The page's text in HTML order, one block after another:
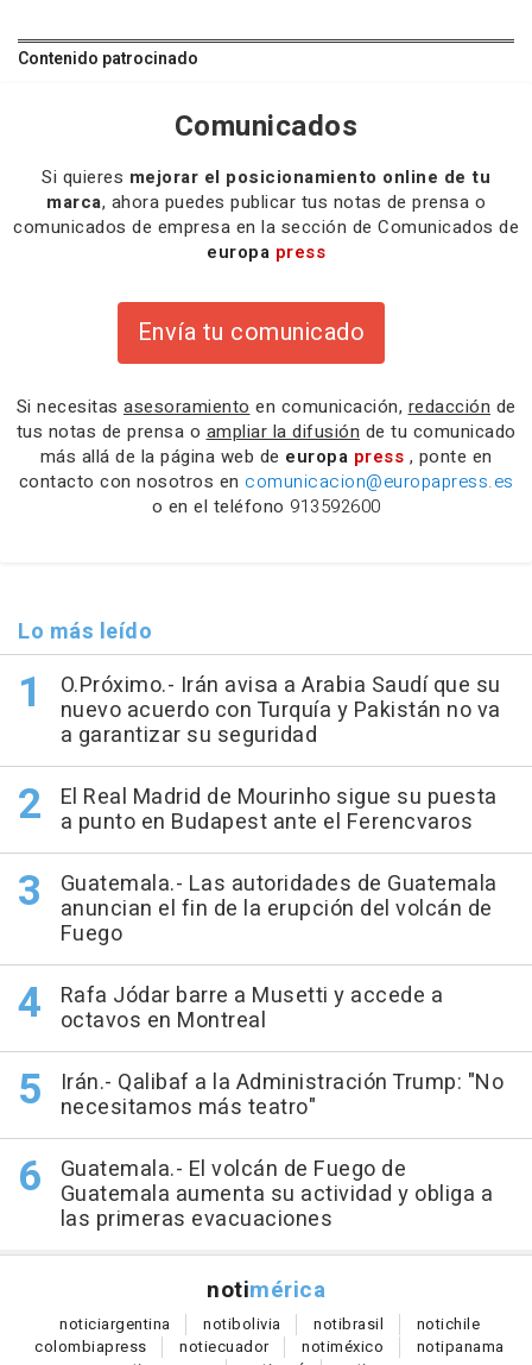
Contenido patrocinado
Comunicados
Si quieres mejorar el posicionamiento online de tu
marca, ahora puedes publicar tus notas de prensa o
comunicados de empresa en la sección de Comunicados de
europa press
Envía tu comunicado
Si necesitas asesoramiento en comunicación, redacción de
tus notas de prensa o ampliar la difusión de tu comunicado
más allá de la página web de europa press , ponte en
contacto con nosotros en comunicacion@europapress.es
o en el teléfono 913592600
Lo más leído
O.Próximo.- Irán avisa a Arabia Saudí que su
nuevo acuerdo con Turquía y Pakistán no va
a garantizar su seguridad
El Real Madrid de Mourinho sigue su puesta
a punto en Budapest ante el Ferencvaros
Guatemala.- Las autoridades de Guatemala
anuncian el fin de la erupción del volcán de
Fuego
Rafa Jódar barre a Musetti y accede a
octavos en Montreal
Irán.- Qalibaf a la Administración Trump: "No
necesitamos más teatro"
Guatemala.- El volcán de Fuego de
Guatemala aumenta su actividad y obliga a
las primeras evacuaciones
notimérica
noticiargentina notibolivia notibrasil notichile
colombiapress notiecuador notiméxico notipanama